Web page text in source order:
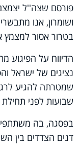
פורסם שצה''ל
ושומרון, אנו
בטרור אסור למצמץ
הדיווח על הפיגוע
נציגים של ישראל
שמטרתה להגיע
שבועות לפני
בפסגה, בה
דנים הצדדים בין